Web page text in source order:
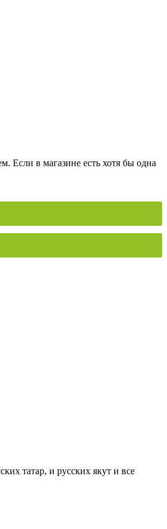
Если в магазине есть хотя бы одна
татар, и русских якут и все